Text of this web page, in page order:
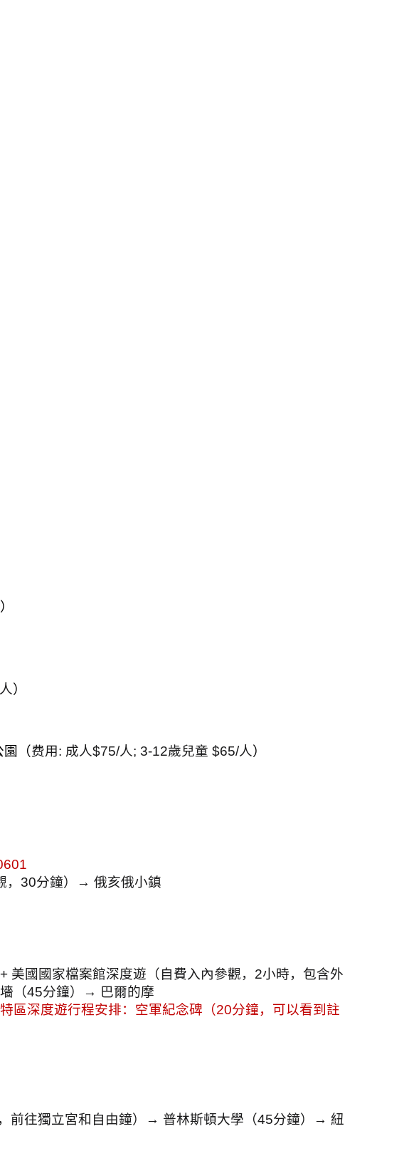
）
人）
園（费用: 成人$75/人; 3-12歲兒童 $65/人）
30分鐘）→ 俄亥俄小鎮
+ 美國國家檔案館深度遊（自費入內參觀， 2小時，包含外
（45分鐘）→ 巴爾的摩
區深度遊行程安排：空軍紀念碑（20分鐘，可以看到註
前往獨立宮和自由鐘）→ 普林斯頓大學（45分鐘）→ 紐